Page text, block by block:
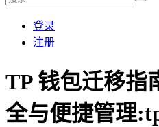
登录
注册
TP 钱包迁移指
全与便捷管理